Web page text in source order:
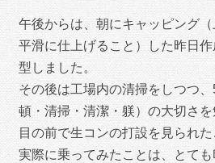
午後からは、朝にキャッピング（
平滑に仕上げること）した昨日
型しました。
その後は工場内の清掃をしつつ
頓・清掃・清潔・躾）の大切さを
目の前で生コンの打設を見られ
実際に乗ってみたことは、とて